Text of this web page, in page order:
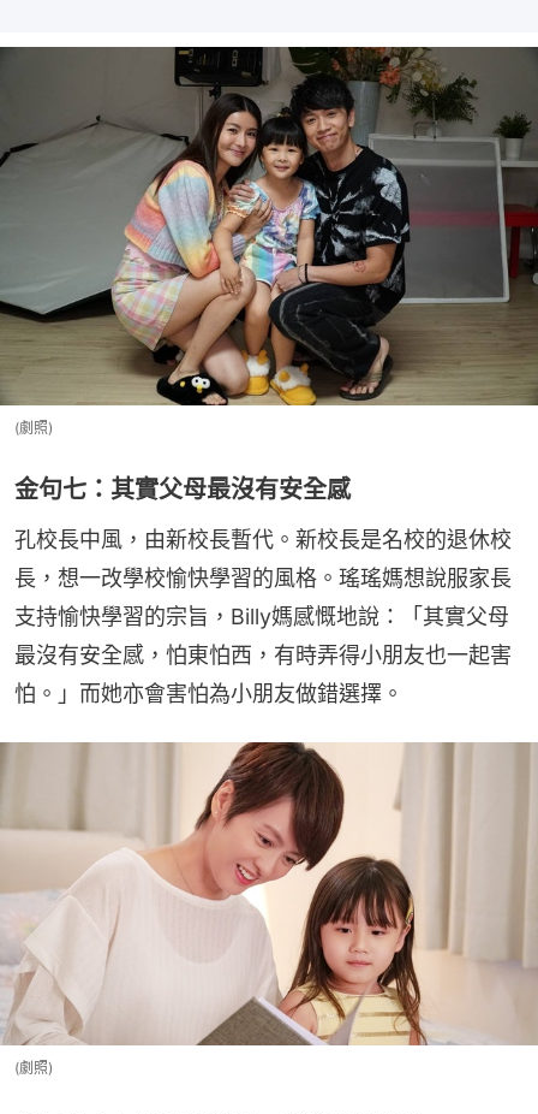
(劇照)
金句七：其實父母最沒有安全感
孔校長中風，由新校長暫代。新校長是名校的退休校
長，想一改學校愉快學習的風格。瑤瑤媽想說服家長
支持愉快學習的宗旨，Billy媽感慨地說：「其實父母
最沒有安全感，怕東怕西，有時弄得小朋友也一起害
怕。」而她亦會害怕為小朋友做錯選擇。
(劇照)